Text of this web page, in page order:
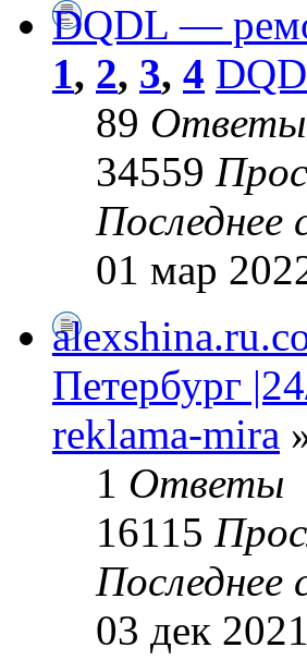
DQDL —
1, 2, 3, 4
89 Ответы
34559
Последнее
01 мар
Петербург
reklama-mira
1 Ответы
16115
Последнее
03 дек